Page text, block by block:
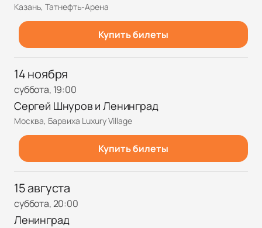
Казань, Татнефть-Арена
Купить билеты
14 ноября
суббота, 19:00
Сергей Шнуров и Ленинград
Москва, Барвиха Luxury Village
Купить билеты
15 августа
суббота, 20:00
Ленинград